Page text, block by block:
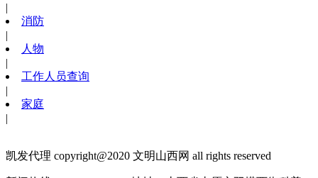
|
消防
|
人物
|
工作人员查询
|
家庭
|
凯发代理 copyright@2020 文明山西网 all rights reserved